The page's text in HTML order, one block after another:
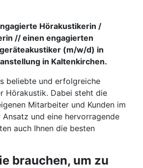
Hörakustikerin /
// einen engagierten
(m/w/d) in
in Kaltenkirchen.
beliebte und erfolgreiche
Hörakustik. Dabei steht die
Mitarbeiter und Kunden im
und eine hervorragende
auch Ihnen die besten
brauchen, um zu